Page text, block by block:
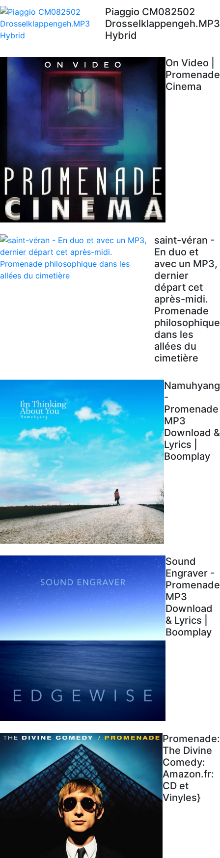
Piaggio CM082502
Drosselklappengeh.MP3
Hybrid
On Video |
Promenade
Cinema
saint-véran -
En duo et
avec un MP3,
dernier
départ cet
après-midi.
Promenade
philosophique
dans les
allées du
cimetière
Namuhyang
-
Promenade
MP3
Download &
Lyrics |
Boomplay
Sound
Engraver -
Promenade
MP3
Download
& Lyrics |
Boomplay
Promenade:
The Divine
Comedy:
Amazon.fr:
CD et
Vinyles}